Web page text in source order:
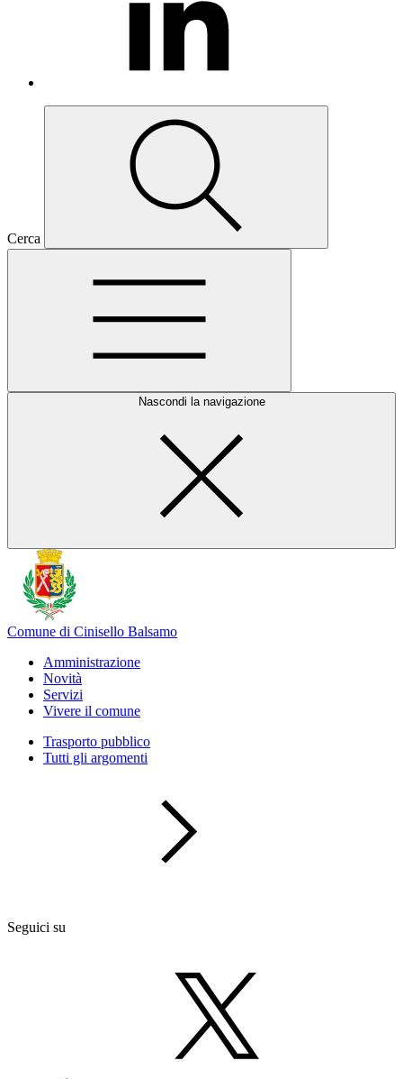
Cerca
Nascondi la navigazione
Comune di Cinisello Balsamo
Amministrazione
Novità
Servizi
Vivere il comune
Trasporto pubblico
Tutti gli argomenti
Seguici su